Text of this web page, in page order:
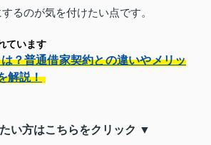
るのが気を付けたい点です。
ています
？普通借家契約との違いやメリッ
解説！
い方はこちらをクリック ▼